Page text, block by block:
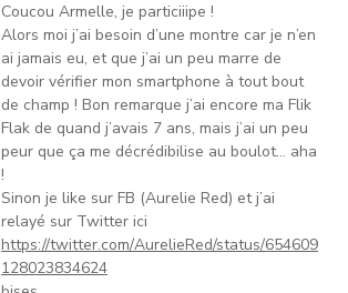
Coucou Armelle, je particiiipe !
Alors moi j’ai besoin d’une montre car je n’en
ai jamais eu, et que j’ai un peu marre de
devoir vérifier mon smartphone à tout bout
de champ ! Bon remarque j’ai encore ma Flik
Flak de quand j’avais 7 ans, mais j’ai un peu
peur que ça me décrédibilise au boulot… aha
!
Sinon je like sur FB (Aurelie Red) et j’ai
relayé sur Twitter ici
https://twitter.com/AurelieRed/status/654609
128023834624